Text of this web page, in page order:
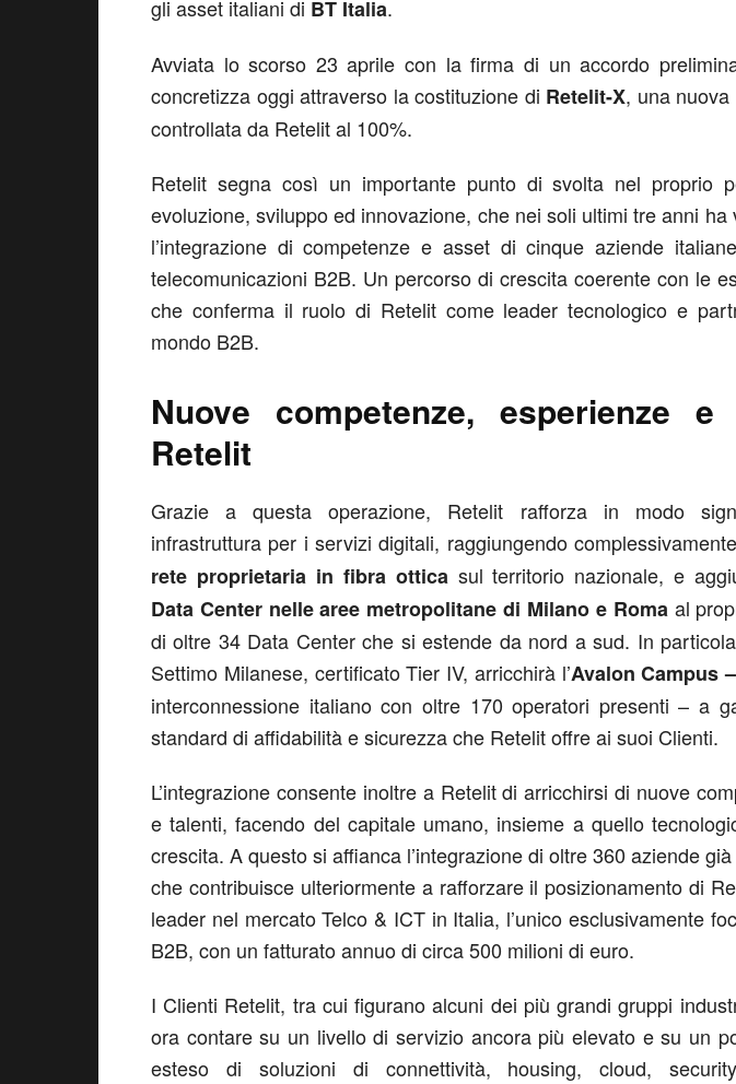
gli asset italiani di BT Italia.
Avviata lo scorso 23 aprile con la firma di un accordo
concretizza oggi attraverso la costituzione di Retelit-X, una
controllata da Retelit al 100%.
Retelit segna così un importante punto di svolta nel proprio
evoluzione, sviluppo ed innovazione, che nei soli ultimi tre anni ha
l’integrazione di competenze e asset di cinque aziende
telecomunicazioni B2B. Un percorso di crescita coerente con le
che conferma il ruolo di Retelit come leader tecnologico e
mondo B2B.
Nuove competenze, esperienze
Retelit
Grazie a questa operazione, Retelit rafforza in modo
infrastruttura per i servizi digitali, raggiungendo
rete proprietaria in fibra ottica sul territorio nazionale, e
Data Center nelle aree metropolitane di Milano e Roma al
di oltre 34 Data Center che si estende da nord a sud. In
Settimo Milanese, certificato Tier IV, arricchirà l’Avalon Campus –
interconnessione italiano con oltre 170 operatori presenti – a
standard di affidabilità e sicurezza che Retelit offre ai suoi Clienti.
L’integrazione consente inoltre a Retelit di arricchirsi di nuove
e talenti, facendo del capitale umano, insieme a quello
crescita. A questo si affianca l’integrazione di oltre 360 aziende
che contribuisce ulteriormente a rafforzare il posizionamento di
leader nel mercato Telco & ICT in Italia, l’unico esclusivamente
B2B, con un fatturato annuo di circa 500 milioni di euro.
I Clienti Retelit, tra cui figurano alcuni dei più grandi gruppi
ora contare su un livello di servizio ancora più elevato e su un
esteso di soluzioni di connettività, housing, cloud,